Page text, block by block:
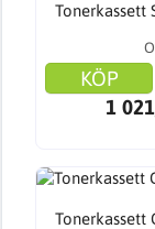
Tonerkassett
KÖP
1
Tonerkassett